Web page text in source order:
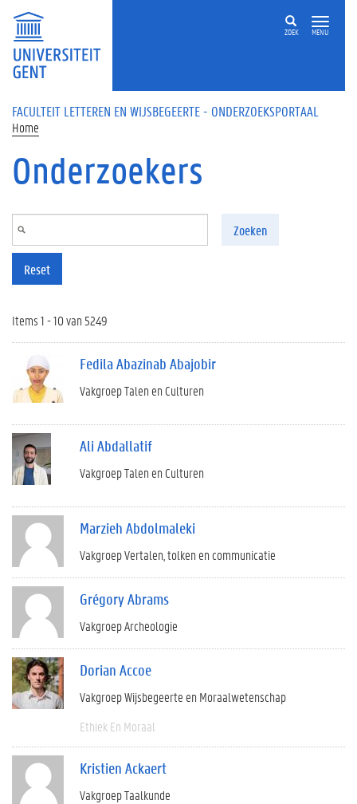
Overslaan en naar de inhoud gaan
ZOEK MENU
FACULTEIT LETTEREN EN WIJSBEGEERTE - ONDERZOEKSPORTAAL
Home
Onderzoekers
Zoeken
Reset
Items 1 - 10 van 5249
Fedila Abazinab Abajobir
Vakgroep Talen en Culturen
Ali Abdallatif
Vakgroep Talen en Culturen
Marzieh Abdolmaleki
Vakgroep Vertalen, tolken en communicatie
Grégory Abrams
Vakgroep Archeologie
Dorian Accoe
Vakgroep Wijsbegeerte en Moraalwetenschap
Ethiek En Moraal
Kristien Ackaert
Vakgroep Taalkunde